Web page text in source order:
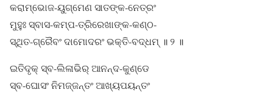
କରାମ୍ଭୋଜ-ୟୁଗ୍ମେଣ ସାତଙ୍କ-ନେତ୍ରଂ
ମୁହୁଃ ସ୍ବାସ-କମ୍ପ-ତ୍ରିରେଖାଙ୍କ-କଣ୍ଠ-
ସ୍ଥିତ-ଗ୍ରୈବଂ ଦାମୋଦରଂ ଭକ୍ତି-ବଦ୍ଧମ୍ ॥ ୨ ॥
ଇତିଦୃକ୍ ସ୍ବ-ଲିଳାଭିର୍ ଆନନ୍ଦ-କୁଣ୍ଡେ
ସ୍ବ-ଘୋସଂ ନିମଜ୍ଜନ୍ତଂ ଆଖ୍ୟପୟନ୍ତଂ